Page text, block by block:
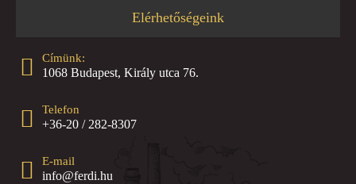
Elérhetőségeink
Címünk:
1068 Budapest, Király utca 76.
Telefon
+36-20 / 282-8307
E-mail
info@ferdi.hu